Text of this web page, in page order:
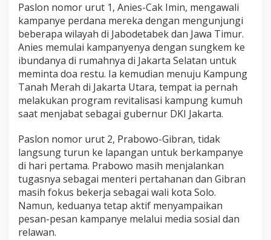
Paslon nomor urut 1, Anies-Cak Imin, mengawali
kampanye perdana mereka dengan mengunjungi
beberapa wilayah di Jabodetabek dan Jawa Timur.
Anies memulai kampanyenya dengan sungkem ke
ibundanya di rumahnya di Jakarta Selatan untuk
meminta doa restu. Ia kemudian menuju Kampung
Tanah Merah di Jakarta Utara, tempat ia pernah
melakukan program revitalisasi kampung kumuh
saat menjabat sebagai gubernur DKI Jakarta.
Paslon nomor urut 2, Prabowo-Gibran, tidak
langsung turun ke lapangan untuk berkampanye
di hari pertama. Prabowo masih menjalankan
tugasnya sebagai menteri pertahanan dan Gibran
masih fokus bekerja sebagai wali kota Solo.
Namun, keduanya tetap aktif menyampaikan
pesan-pesan kampanye melalui media sosial dan
relawan.